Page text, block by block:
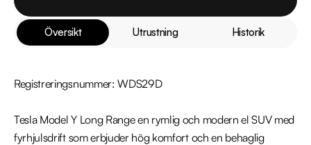
Översikt Utrustning Historik
Registreringsnummer: WDS29D
Tesla Model Y Long Range en rymlig och modern el SUV med
fyrhjulsdrift som erbjuder hög komfort och en behaglig